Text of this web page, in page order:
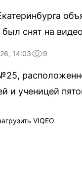
снят на
14:03 9
и ученицей
VIQEO